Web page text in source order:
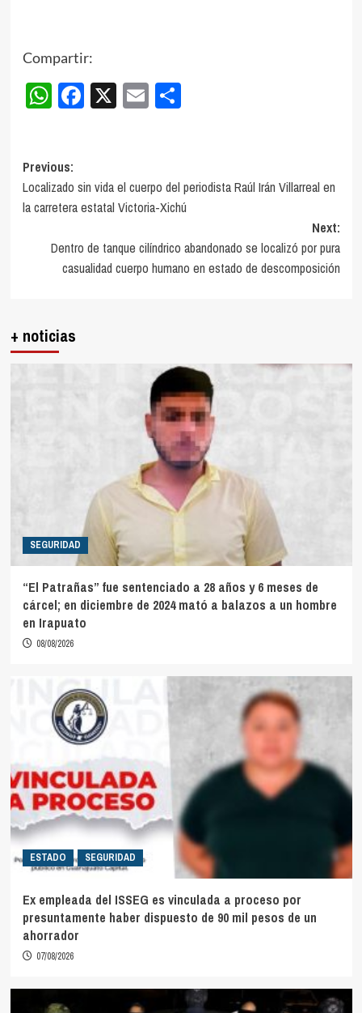
Compartir:
WhatsApp
Facebook
X EmailCompartir
Post
navigation
Previous:
Localizado sin vida el cuerpo del periodista Raúl Irán Villarreal en
la carretera estatal Victoria-Xichú
Next:
Dentro de tanque cilíndrico abandonado se localizó por pura
casualidad cuerpo humano en estado de descomposición
+ noticias
SEGURIDAD
“El Patrañas” fue sentenciado a 28 años y 6 meses de
cárcel; en diciembre de 2024 mató a balazos a un hombre
en Irapuato
08/08/2026
ESTADO SEGURIDAD
Ex empleada del ISSEG es vinculada a proceso por
presuntamente haber dispuesto de 90 mil pesos de un
ahorrador
07/08/2026